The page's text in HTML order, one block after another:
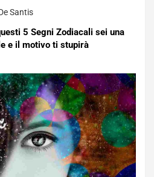
Santis
5 Segni Zodiacali sei una
e il motivo ti stupirà